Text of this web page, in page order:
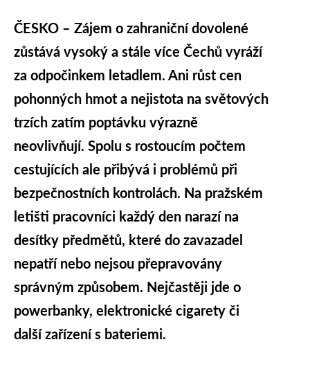
ČESKO – Zájem o zahraniční dovolené
zůstává vysoký a stále více Čechů vyráží
za odpočinkem letadlem. Ani růst cen
pohonných hmot a nejistota na světových
trzích zatím poptávku výrazně
neovlivňují. Spolu s rostoucím počtem
cestujících ale přibývá i problémů při
bezpečnostních kontrolách. Na pražském
letišti pracovníci každý den narazí na
desítky předmětů, které do zavazadel
nepatří nebo nejsou přepravovány
správným způsobem. Nejčastěji jde o
powerbanky, elektronické cigarety či
další zařízení s bateriemi.